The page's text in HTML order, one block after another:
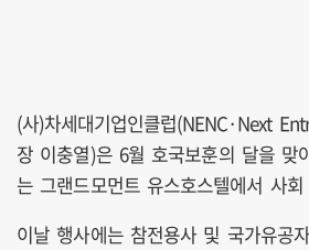
(사)차세대기업인클럽(NENC·Next
장 이충열)은 6월 호국보훈의 달을 맞
는 그랜드모먼트 유스호스텔에서 사
이날 행사에는 참전용사 및 국가유공